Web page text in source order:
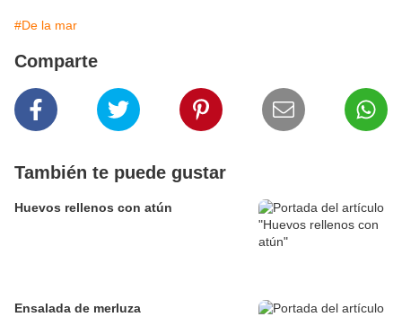
#De la mar
Comparte
También te puede gustar
Huevos rellenos con atún
Ensalada de merluza